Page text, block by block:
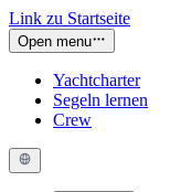
Link zu Startseite
Open menu
Yachtcharter
Segeln lernen
Crew